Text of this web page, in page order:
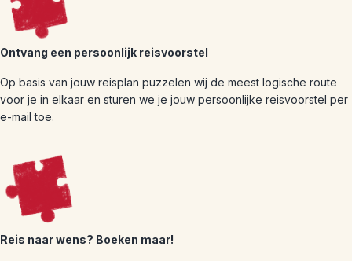
Ontvang een persoonlijk reisvoorstel
Op basis van jouw reisplan puzzelen wij de meest logische route
voor je in elkaar en sturen we je jouw persoonlijke reisvoorstel per
e-mail toe.
Reis naar wens? Boeken maar!